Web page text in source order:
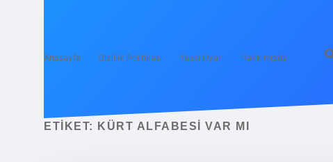
Anasayfa Gizlilik Politikası Yasal Uyarı Hakkımızda
ETIKET: KÜRT ALFABESI VAR MI